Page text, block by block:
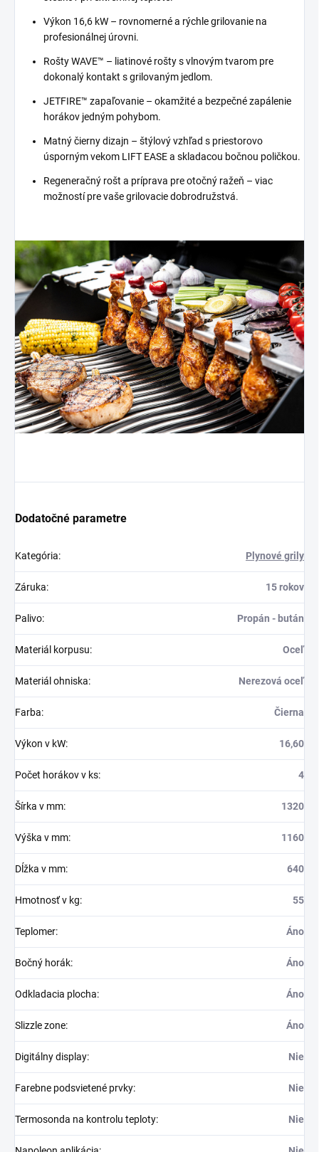
Výkon 16,6 kW – rovnomerné a rýchle grilovanie na
profesionálnej úrovni.
Rošty WAVE™ – liatinové rošty s vlnovým tvarom pre
dokonalý kontakt s grilovaným jedlom.
JETFIRE™ zapaľovanie – okamžité a bezpečné zapálenie
horákov jedným pohybom.
Matný čierny dizajn – štýlový vzhľad s priestorovo
úsporným vekom LIFT EASE a skladacou bočnou poličkou.
Regeneračný rošt a príprava pre otočný ražeň – viac
možností pre vaše grilovacie dobrodružstvá.
Dodatočné parametre
Kategória: Plynové grily
Záruka: 15 rokov
Palivo: Propán - bután
Materiál korpusu: Oceľ
Materiál ohniska: Nerezová oceľ
Farba: Čierna
Výkon v kW: 16,60
Počet horákov v ks: 4
Šírka v mm: 1320
Výška v mm: 1160
Dĺžka v mm: 640
Hmotnosť v kg: 55
Teplomer: Áno
Bočný horák: Áno
Odkladacia plocha: Áno
Slizzle zone: Áno
Digitálny display: Nie
Farebne podsvietené prvky: Nie
Termosonda na kontrolu teploty: Nie